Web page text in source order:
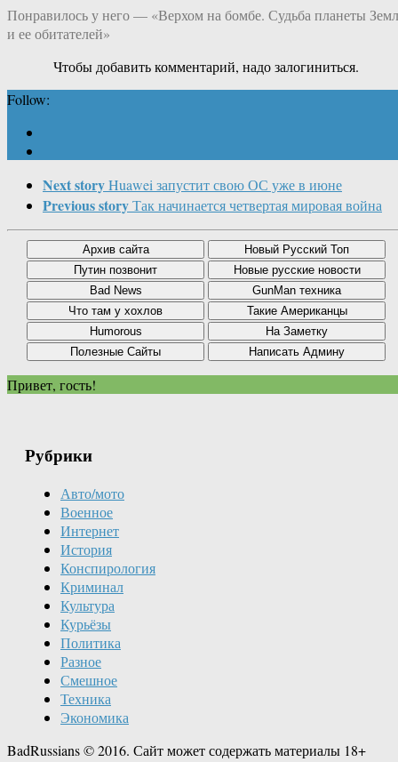
Понравилось у него — «Верхом на бомбе. Судьба планеты
и ее обитателей»
Чтобы добавить комментарий, надо залогиниться.
Follow:
Next storyHuawei запустит свою ОС уже в июне
Previous storyТак начинается четвертая мировая война
Привет, гость!
Рубрики
Авто/мото
Военное
Интернет
История
Конспирология
Криминал
Культура
Курьёзы
Политика
Разное
Смешное
Техника
Экономика
BadRussians © 2016. Сайт может содержать материалы 18+